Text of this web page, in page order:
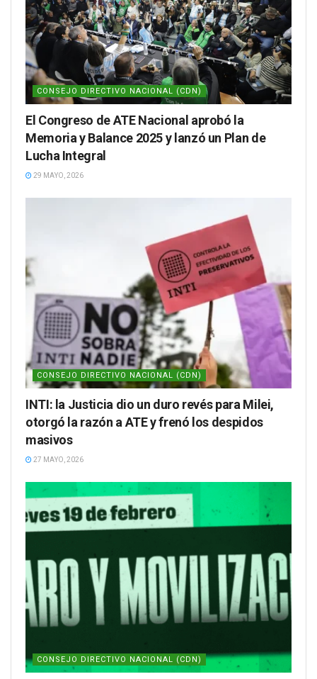
CONSEJO DIRECTIVO NACIONAL (CDN)
El Congreso de ATE Nacional aprobó la
Memoria y Balance 2025 y lanzó un Plan de
Lucha Integral
29 MAYO, 2026
CONSEJO DIRECTIVO NACIONAL (CDN)
INTI: la Justicia dio un duro revés para Milei,
otorgó la razón a ATE y frenó los despidos
masivos
27 MAYO, 2026
CONSEJO DIRECTIVO NACIONAL (CDN)